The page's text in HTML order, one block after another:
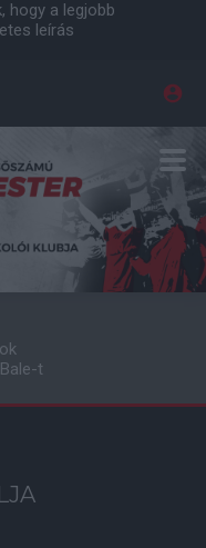
hogy a legjobb
leírás
t